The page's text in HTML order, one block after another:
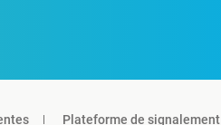
Plateforme de signalement